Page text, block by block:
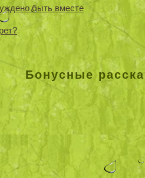
быть вместе
Бонусные